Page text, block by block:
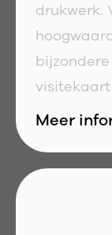
drukwerk.
Meer